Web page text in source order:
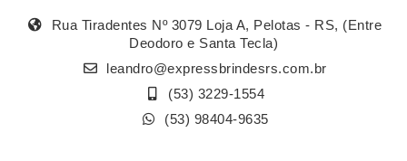
Rua Tiradentes Nº 3079 Loja A, Pelotas - RS, (Entre
Deodoro e Santa Tecla)
leandro@expressbrindesrs.com.br
(53) 3229-1554
(53) 98404-9635